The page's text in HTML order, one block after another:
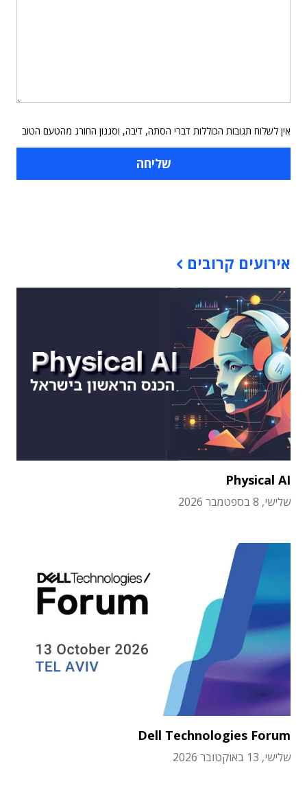
אין לשלוח תגובות הכוללות דברי הסתה, דיבה, וסגנון החורג מהטעם הטוב
אירועים קרובים
Physical AI
שלישי, 8 בספטמבר 2026
Dell Technologies Forum
שלישי, 13 באוקטובר 2026